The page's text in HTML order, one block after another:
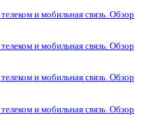
и мобильная связь. Обзор
и мобильная связь. Обзор
и мобильная связь. Обзор
и мобильная связь. Обзор